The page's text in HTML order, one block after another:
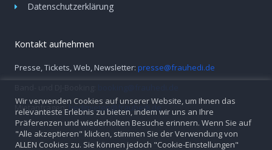
Datenschutzerklärung
Kontakt aufnehmen
Presse, Tickets, Web, Newsletter: presse@frauhedi.de
Mietanfragen:hedimieten@frauhedi.de
Wir verwenden Cookies auf unserer Website, um Ihnen das
relevanteste Erlebnis zu bieten, indem wir uns an Ihre
Präferenzen und wiederholten Besuche erinnern. Wenn Sie auf
"Alle akzeptieren" klicken, stimmen Sie der Verwendung von
ALLEN Cookies zu. Sie können jedoch "Cookie-Einstellungen"